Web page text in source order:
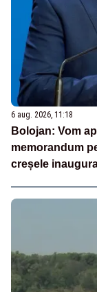
6 aug. 2026, 11:18
Bolojan: Vom
memorandum
creșele